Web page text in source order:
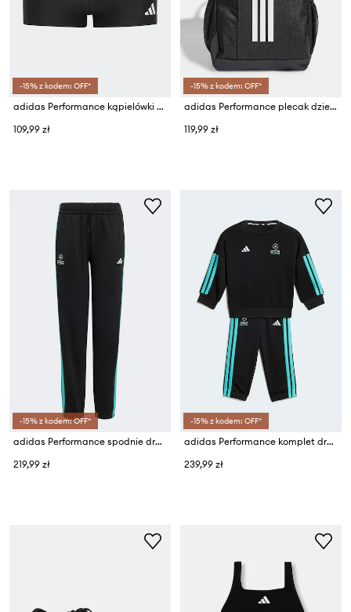
-15% z kodem: OFF*
adidas Performance kąpielówki dziecięce
109,99 zł
-15% z kodem: OFF*
adidas Performance plecak dziecięcy
119,99 zł
-15% z kodem: OFF*
adidas Performance spodnie dresowe dziecięce MERCEDES
219,99 zł
-15% z kodem: OFF*
adidas Performance komplet dresowy niemowlęcy z bawełną MERCEDES
239,99 zł